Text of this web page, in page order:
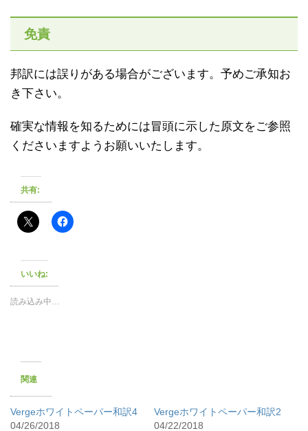
免責
邦訳には誤りがある場合がございます。予めご承知お
き下さい。
確実な情報を知るためには冒頭に示した原文をご参照
くださいますようお願いいたします。
共有:
いいね:
読み込み中…
関連
Vergeホワイトペーパー和訳4
04/26/2018
Vergeホワイトペーパー和訳2
04/22/2018